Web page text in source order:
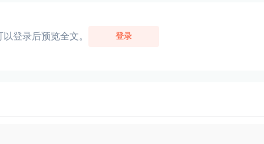
登录后预览全文。 登录